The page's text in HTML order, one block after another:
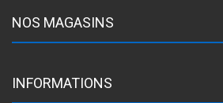
NOS MAGASINS
INFORMATIONS